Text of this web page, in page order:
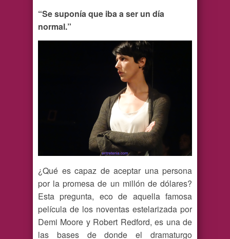
“Se suponía que iba a ser un día
normal.”
¿Qué es capaz de aceptar una persona
por la promesa de un millón de dólares?
Esta pregunta, eco de aquella famosa
película de los noventas estelarizada por
Demi Moore y Robert Redford, es una de
las bases de donde el dramaturgo